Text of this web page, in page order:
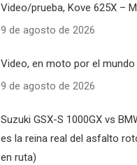
Video/prueba, Kove 625X –
9 de agosto de 2026
Video, en moto por el mundo
9 de agosto de 2026
Suzuki GSX-S 1000GX vs
es la reina real del asfalto
en ruta)